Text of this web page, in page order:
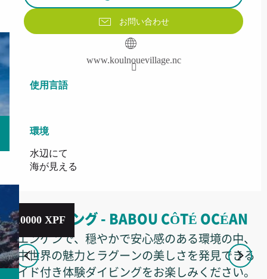
お問い合わせ
www.koulnouevillage.nc
使用言語
使用言語
環境
環境
水辺にて
海が見える
10000 XPF
体験ダイビング - BABOU CÔTÉ OCÉAN
ヒエンゲンで、穏やかで安心感のある環境の中、
海中世界の魅力とラグーンの美しさを発見できる
ガイド付き体験ダイビングをお楽しみください。